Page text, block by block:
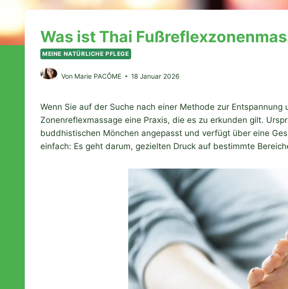
Was ist Thai
MEINE NATÜRLICHE PFLEGE
Von Marie PACÔME 18 Januar 2026
Wenn Sie auf der Suche nach einer Methode zur
Zonenreflexmassage eine Praxis, die es zu erkunden gilt.
buddhistischen Mönchen angepasst und verfügt über eine
einfach: Es geht darum, gezielten Druck auf bestimmte